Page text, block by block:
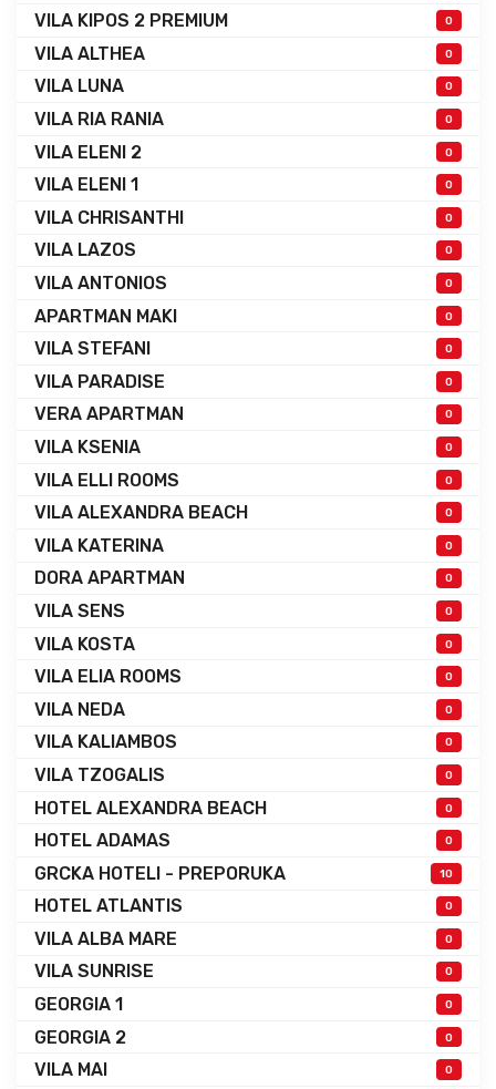
VILA KIPOS 2 PREMIUM 0
VILA ALTHEA 0
VILA LUNA 0
VILA RIA RANIA 0
VILA ELENI 2 0
VILA ELENI 1 0
VILA CHRISANTHI 0
VILA LAZOS 0
VILA ANTONIOS 0
APARTMAN MAKI 0
VILA STEFANI 0
VILA PARADISE 0
VERA APARTMAN 0
VILA KSENIA 0
VILA ELLI ROOMS 0
VILA ALEXANDRA BEACH 0
VILA KATERINA 0
DORA APARTMAN 0
VILA SENS 0
VILA KOSTA 0
VILA ELIA ROOMS 0
VILA NEDA 0
VILA KALIAMBOS 0
VILA TZOGALIS 0
HOTEL ALEXANDRA BEACH 0
HOTEL ADAMAS 0
GRCKA HOTELI - PREPORUKA 10
HOTEL ATLANTIS 0
VILA ALBA MARE 0
VILA SUNRISE 0
GEORGIA 1 0
GEORGIA 2 0
VILA MAI 0